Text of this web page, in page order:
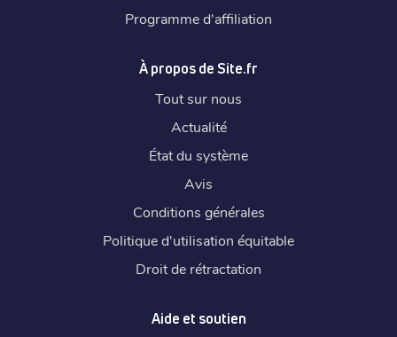
Programme d'affiliation
À propos de Site.fr
Tout sur nous
Actualité
État du système
Avis
Conditions générales
Politique d'utilisation équitable
Droit de rétractation
Aide et soutien